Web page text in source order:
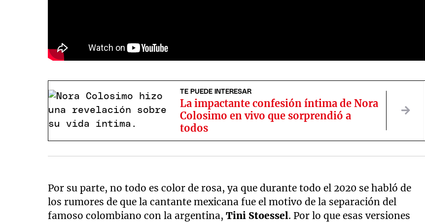
TE PUEDE INTERESAR
La impactante confesión íntima de Nora
Colosimo en vivo que sorprendió a
todos
Por su parte, no todo es color de rosa, ya que durante todo el 2020 se habló de
los rumores de que la cantante mexicana fue el motivo de la separación del
famoso colombiano con la argentina,Tini Stoessel. Por lo que esas versiones